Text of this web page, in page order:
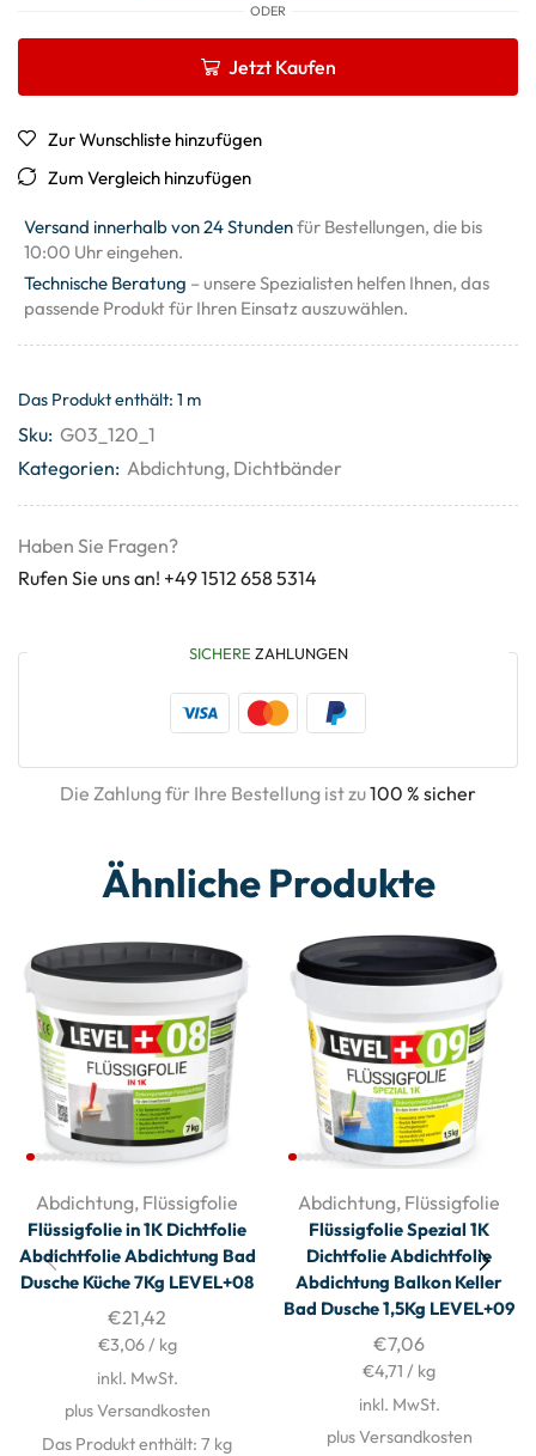
ODER
Jetzt Kaufen
Zur Wunschliste hinzufügen
Zum Vergleich hinzufügen
Versand innerhalb von 24 Stundenfür Bestellungen, die bis
10:00 Uhr eingehen.
Technische Beratung – unsere Spezialisten helfen Ihnen, das
passende Produkt für Ihren Einsatz auszuwählen.
Das Produkt enthält: 1 m
Sku: G03_120_1
Kategorien: Abdichtung, Dichtbänder
Haben Sie Fragen?
Rufen Sie uns an! +49 1512 658 5314
SICHERE ZAHLUNGEN
Die Zahlung für Ihre Bestellung ist zu100 % sicher
Ähnliche Produkte
Abdichtung, Flüssigfolie
Flüssigfolie in 1K Dichtfolie
Abdichtfolie Abdichtung Bad
Dusche Küche 7Kg LEVEL+08
€21,42
€3,06/ kg
inkl. MwSt.
plus Versandkosten
Das Produkt enthält: 7 kg
Abdichtung, Flüssigfolie
Flüssigfolie Spezial 1K
Dichtfolie Abdichtfolie
Abdichtung Balkon Keller
Bad Dusche 1,5Kg LEVEL+09
€7,06
€4,71 / kg
inkl. MwSt.
plus Versandkosten